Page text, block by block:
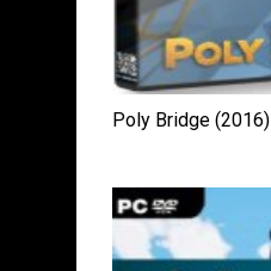
Poly Bridge (2016)